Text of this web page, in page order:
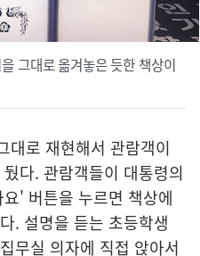
그대로 옮겨놓은 듯한 책상이
대로 재현해서 관람객이
다. 관람객들이 대통령의
' 버튼을 누르면 책상에
. 설명을 듣는 초등학생
무실 의자에 직접 앉아서